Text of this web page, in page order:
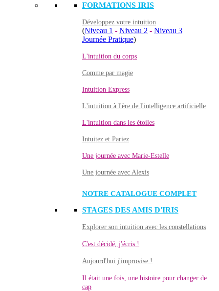
FORMATIONS IRIS
Développez votre intuition
(Niveau 1 - Niveau 2 - Niveau 3
Journée Pratique)
L'intuition du corps
Comme par magie
Intuition Express
L'intuition à l'ère de l'intelligence artificielle
L'intuition dans les étoiles
Intuitez et Pariez
Une journée avec Marie-Estelle
Une journée avec Alexis
NOTRE CATALOGUE COMPLET
STAGES DES AMIS D'IRIS
Explorer son intuition avec les constellations
C'est décidé, j'écris !
Aujourd'hui j'improvise !
Il était une fois, une histoire pour changer de
cap